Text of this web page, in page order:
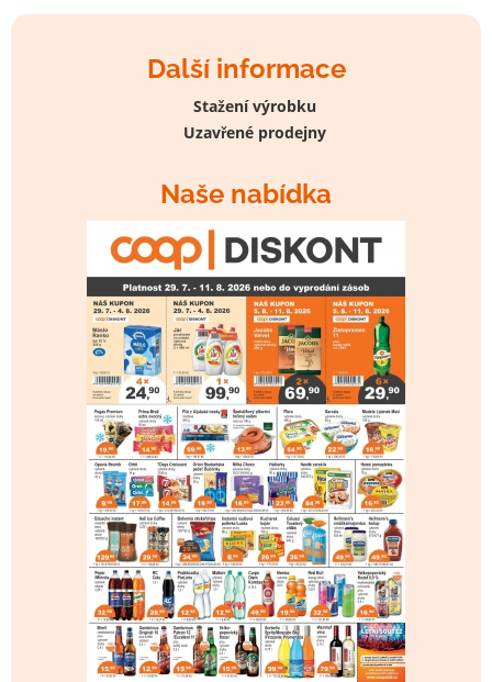
Další informace
Stažení výrobku
Uzavřené prodejny
Naše nabídka